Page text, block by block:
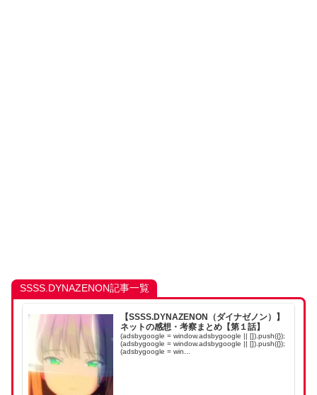
SSSS.DYNAZENON記事一覧
【SSSS.DYNAZENON（ダイナゼノン）】
ネットの感想・考察まとめ【第１話】
(adsbygoogle = window.adsbygoogle || []).push({});
(adsbygoogle = window.adsbygoogle || []).push({});
(adsbygoogle = win...